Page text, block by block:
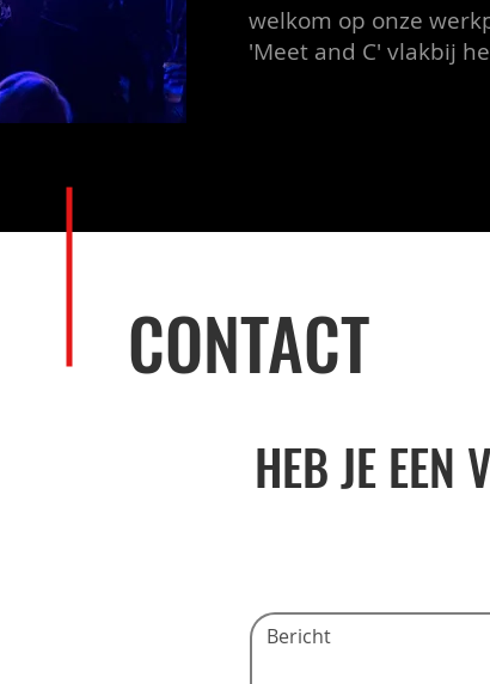
welkom op onze
'Meet and C' vlakbij
CONTACT
HEB JE EEN